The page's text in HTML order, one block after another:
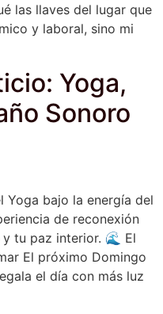
las llaves del lugar que
y laboral, sino mi
Yoga,
Sonoro
Yoga bajo la energía del
de reconexión
tu paz interior. 🌊 El
El próximo Domingo
el día con más luz